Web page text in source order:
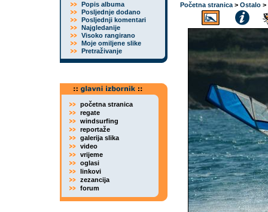
Popis albuma
Posljednje dodano
Posljednji komentari
Najgledanije
Visoko rangirano
Moje omiljene slike
Pretraživanje
početna stranica
regate
windsurfing
reportaže
galerija slika
video
vrijeme
oglasi
linkovi
zezancija
forum
Početna stranica > Ostalo >